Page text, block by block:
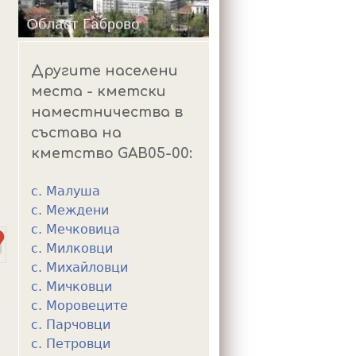
Другите населени
места - кметски
наместничества в
състава на
кметство GAB05-00:
с. Малуша
с. Междени
с. Мечковица
с. Милковци
с. Михайловци
с. Мичковци
с. Моровеците
с. Парчовци
с. Петровци